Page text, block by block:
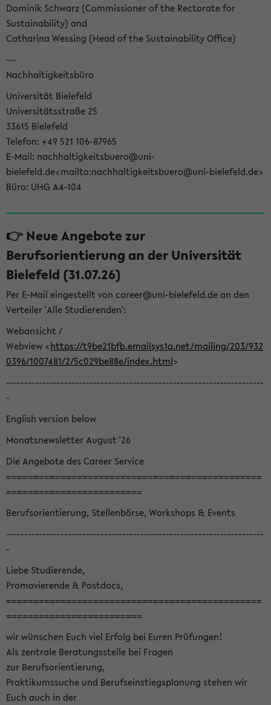
Dominik Schwarz (Commissioner of the Rectorate for
Sustainability) and
Catharina Wessing (Head of the Sustainability Office)
---
Nachhaltigkeitsbüro
Universität Bielefeld
Universitätsstraße 25
33615 Bielefeld
Telefon: +49 521 106-87965
E-Mail: nachhaltigkeitsbuero@uni-
bielefeld.de<mailto:nachhaltigkeitsbuero@uni-bielefeld.de>
Büro: UHG A4-104
👉 Neue Angebote zur
Berufsorientierung an der Universität
Bielefeld (31.07.26)
Per E-Mail eingestellt von career@uni-bielefeld.de an den
Verteiler 'Alle Studierenden':
Webansicht /
Webview <https://t9be21bfb.emailsys1a.net/mailing/203/932
0396/1007481/2/5c029be88e/index.html>
-----------------------------------------------------------------------
-
English version below
Monatsnewsletter August '26
Die Angebote des Career Service
===============================================
=========================
Berufsorientierung, Stellenbörse, Workshops & Events
-----------------------------------------------------------------------
-
Liebe Studierende,
Promovierende & Postdocs,
===============================================
=========================
wir wünschen Euch viel Erfolg bei Euren Prüfungen!
Als zentrale Beratungsstelle bei Fragen
zur Berufsorientierung,
Praktikumssuche und Berufseinstiegsplanung stehen wir
Euch auch in der